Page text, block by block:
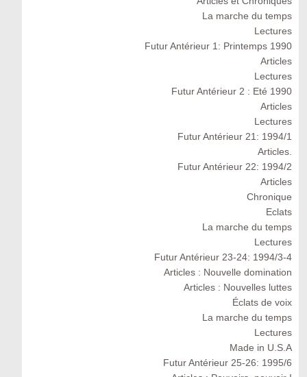
La marche du temps
Lectures
Futur Antérieur 1: Printemps 1990
Articles
Lectures
Futur Antérieur 2 : Eté 1990
Articles
Lectures
Futur Antérieur 21: 1994/1
Articles.
Futur Antérieur 22: 1994/2
Articles
Chronique
Eclats
La marche du temps
Lectures
Futur Antérieur 23-24: 1994/3-4
Articles : Nouvelle domination
Articles : Nouvelles luttes
Éclats de voix
La marche du temps
Lectures
Made in U.S.A
Futur Antérieur 25-26: 1995/6